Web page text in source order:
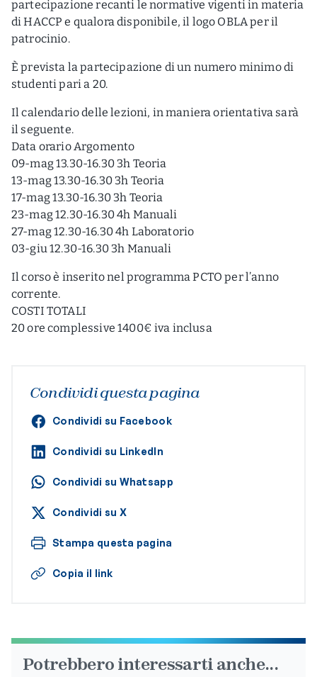
partecipazione recanti le normative vigenti in materia
di HACCP e qualora disponibile, il logo OBLA per il
patrocinio.
È prevista la partecipazione di un numero minimo di
studenti pari a 20.
Il calendario delle lezioni, in maniera orientativa sarà
il seguente.
Data orario Argomento
09-mag 13.30-16.30 3h Teoria
13-mag 13.30-16.30 3h Teoria
17-mag 13.30-16.30 3h Teoria
23-mag 12.30-16.30 4h Manuali
27-mag 12.30-16.30 4h Laboratorio
03-giu 12.30-16.30 3h Manuali
Il corso è inserito nel programma PCTO per l’anno
corrente.
COSTI TOTALI
20 ore complessive 1400€ iva inclusa
Condividi questa pagina
Condividi su Facebook
Condividi su LinkedIn
Condividi su Whatsapp
Condividi su X
Stampa questa pagina
Copia il link
Potrebbero interessarti anche...